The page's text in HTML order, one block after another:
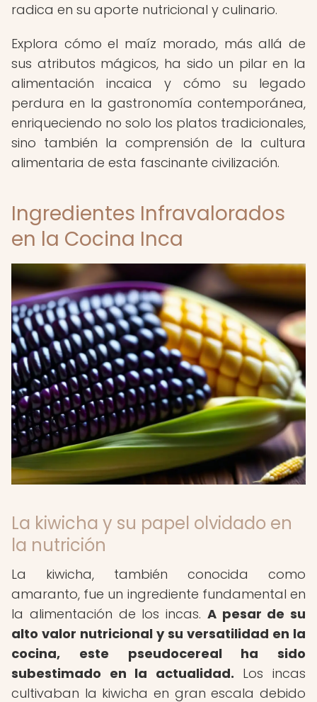
radica en su aporte nutricional y culinario.
Explora cómo el maíz morado, más allá de
sus atributos mágicos, ha sido un pilar en la
alimentación incaica y cómo su legado
perdura en la gastronomía contemporánea,
enriqueciendo no solo los platos tradicionales,
sino también la comprensión de la cultura
alimentaria de esta fascinante civilización.
Ingredientes Infravalorados
en la Cocina Inca
La kiwicha y su papel olvidado en
la nutrición
La kiwicha, también conocida como
amaranto, fue un ingrediente fundamental en
la alimentación de los incas. A pesar de su
alto valor nutricional y su versatilidad en la
cocina, este pseudocereal ha sido
subestimado en la actualidad. Los incas
cultivaban la kiwicha en gran escala debido